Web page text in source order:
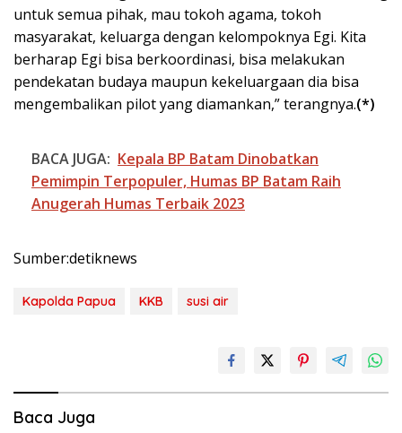
untuk semua pihak, mau tokoh agama, tokoh
masyarakat, keluarga dengan kelompoknya Egi. Kita
berharap Egi bisa berkoordinasi, bisa melakukan
pendekatan budaya maupun kekeluargaan dia bisa
mengembalikan pilot yang diamankan,” terangnya.(*)
BACA JUGA: Kepala BP Batam Dinobatkan
Pemimpin Terpopuler, Humas BP Batam Raih
Anugerah Humas Terbaik 2023
Sumber:detiknews
Kapolda Papua KKB susi air
Baca Juga